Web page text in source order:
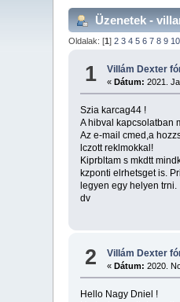
Üzenetek -
Oldalak: [1]2 3 4 5 6 7 8 9 10
1 Villám Dexter
«Dátum: 2021.
Szia karcag44 !
A hibval kapcsolatban
Az e-mail cmed,a
lczott reklmokkal!
Kiprbltam s mkdtt
kzponti elrhetsget is.
legyen egy helyen trni.
dv
2 Villám Dexter
«Dátum: 2020.
Hello Nagy Dniel !